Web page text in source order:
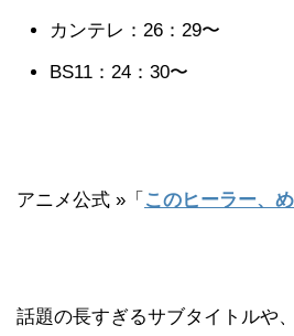
カンテレ：26：29〜
BS11：24：30〜
アニメ公式 »「 このヒーラー、
話題の長すぎるサブタイトルや